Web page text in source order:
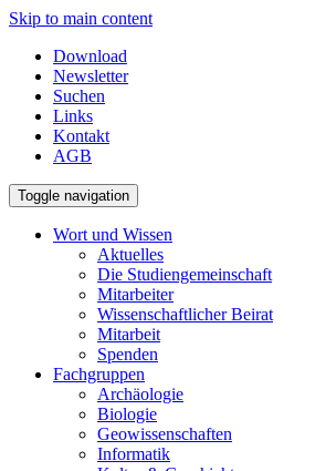
Skip to main content
Download
Newsletter
Suchen
Links
Kontakt
AGB
Toggle navigation
Wort und Wissen
Aktuelles
Die Studiengemeinschaft
Mitarbeiter
Wissenschaftlicher Beirat
Mitarbeit
Spenden
Fachgruppen
Archäologie
Biologie
Geowissenschaften
Informatik